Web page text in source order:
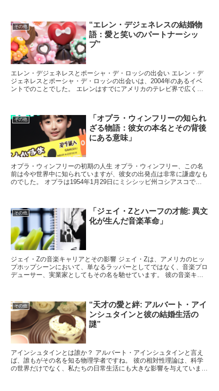
その他
“エレン・デジェネレスの結婚物
語：愛と笑いのパートナーシッ
プ”
エレン・デジェネレスとポーシャ・デ・ロッシの出会い エレン・デ
ジェネレスとポーシャ・デ・ロッシの出会いは、2004年のあるイベ
ントでのことでした。 エレンはすでにアメリカのテレビ界で広く知
その他
「オプラ・ウィンフリーの知られ
ざる物語：彼女の本名とその背後
にある意味」
オプラ・ウィンフリーの初期の人生 オプラ・ウィンフリー、この名
前は今や世界中に知られていますが、彼女の出発点は非常に謙虚なも
のでした。 オプラは1954年1月29日にミシシッピ州コシアスコで生
その他
「ジェイ・Zとハーフの才能: 異文
化が生んだ音楽革命」
ジェイ・Zの音楽キャリアとその影響 ジェイ・Zは、アメリカのヒッ
プホップシーンにおいて、単なるラッパーとしてではなく、音楽プロ
デューサー、実業家としてもその名を馳せています。 彼の音楽キャ
その他
“天才の愛と絆: アルバート・アイ
ンシュタインと彼の結婚生活の
謎”
アインシュタインとは誰か？ アルバート・アインシュタインと言え
ば、誰もがその名を知る物理学者ですね。 彼の相対性理論は、科学
の世界だけでなく、私たちの日常生活にも大きな影響を与えていま